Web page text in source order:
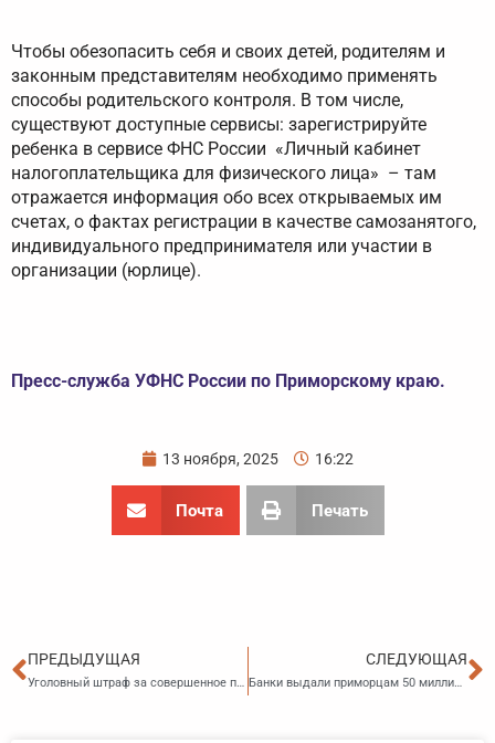
Чтобы обезопасить себя и своих детей, родителям и
законным представителям необходимо применять
способы родительского контроля. В том числе,
существуют доступные сервисы: зарегистрируйте
ребенка в сервисе ФНС России «Личный кабинет
налогоплательщика для физического лица» – там
отражается информация обо всех открываемых им
счетах, о фактах регистрации в качестве самозанятого,
индивидуального предпринимателя или участии в
организации (юрлице).
Пресс-служба УФНС России по Приморскому краю.
13 ноября, 2025 16:22
Почта Печать
Пред
ПРЕДЫДУЩАЯ
Уголовный штраф за совершенное преступление взыскан в полном объеме
СЛЕДУЮЩАЯ
Банки выдали приморцам 50 миллиардов рублей на приобретение жилья